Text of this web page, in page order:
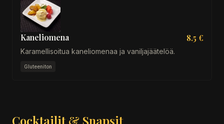
Kaneliomena 8.5 €
Karamellisoitua kaneliomenaa ja vaniljajäätelöä.
Gluteeniton
Cocktailit & Snapsit